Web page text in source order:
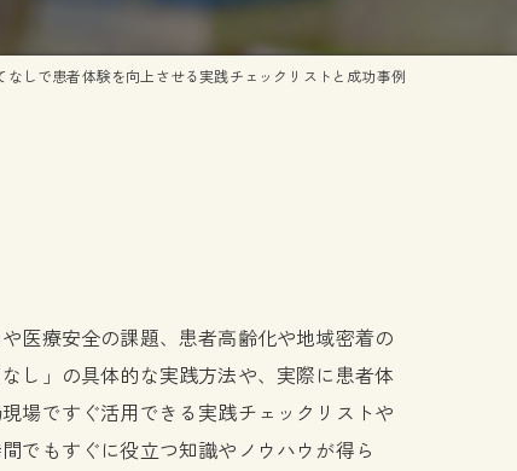
なしで患者体験を向上させる実践チェックリストと成功事例
医療安全の課題、患者高齢化や地域密着の
し」の具体的な実践方法や、実際に患者体
場ですぐ活用できる実践チェックリストや
でもすぐに役立つ知識やノウハウが得ら